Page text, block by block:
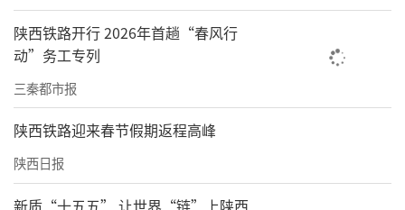
陕西铁路开行 2026年首趟“春风行
动”务工专列
三秦都市报
陕西铁路迎来春节假期返程高峰
陕西日报